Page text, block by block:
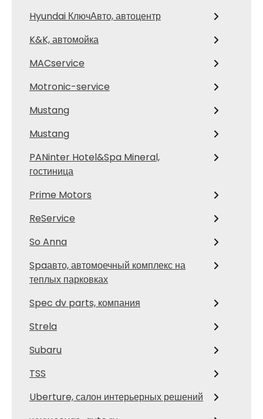
Hyundai КлючАвто, автоцентр
K&K, автомойка
MACservice
Motronic-service
Mustang
Mustang
PANinter Hotel&Spa Mineral,
гостиница
Prime Motors
ReService
So Anna
Spaавто, автомоечный комплекс на
теплых парковках
Spec dv parts, компания
Strela
Subaru
TSS
Uberture, салон интерьерных решений